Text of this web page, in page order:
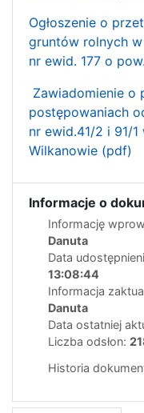
Ogłoszenie o
gruntów rolnych
nr ewid. 177 o
Zawiadomienie o
postępowaniach
nr ewid.41/2 i 91/
Wilkanowie (pdf)
Informacje o
Informację
Danuta
Data
13:08:44
Informacja
Danuta
Data ostatniej
Liczba odsłon:
Historia